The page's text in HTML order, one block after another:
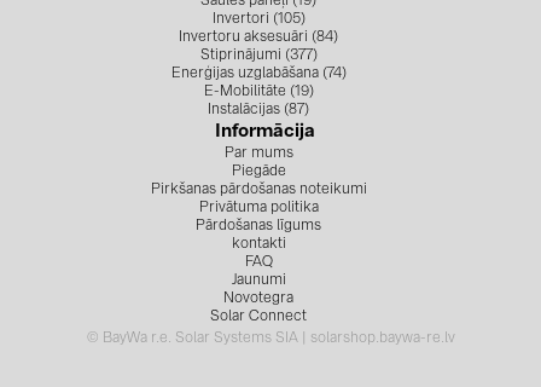
PRYSMIAN DRAKA (18)
SolarEdge (2)
Invertori (105)
Invertoru aksesuāri (84)
Stiprinājumi (377)
Enerģijas uzglabāšana (74)
E-Mobilitāte (19)
Instalācijas (87)
Informācija
Par mums
Piegāde
Pirkšanas pārdošanas noteikumi
Privātuma politika
Pārdošanas līgums
kontakti
FAQ
Jaunumi
Novotegra
Solar Connect
© BayWa r.e. Solar Systems SIA | solarshop.baywa-re.lv